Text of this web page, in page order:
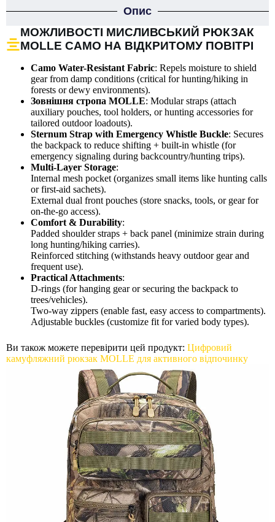
Опис
МОЖЛИВОСТІ МИСЛИВСЬКИЙ РЮКЗАК
MOLLE CAMO НА ВІДКРИТОМУ ПОВІТРІ
Camo Water-Resistant Fabric: Repels moisture to shield
gear from damp conditions (critical for hunting/hiking in
forests or dewy environments).
Зовнішня стропа MOLLE: Modular straps (attach
auxiliary pouches, tool holders, or hunting accessories for
tailored outdoor loadouts).
Sternum Strap with Emergency Whistle Buckle: Secures
the backpack to reduce shifting + built-in whistle (for
emergency signaling during backcountry/hunting trips).
Multi-Layer Storage:
Internal mesh pocket (organizes small items like hunting calls
or first-aid sachets).
External dual front pouches (store snacks, tools, or gear for
on-the-go access).
Comfort & Durability:
Padded shoulder straps + back panel (minimize strain during
long hunting/hiking carries).
Reinforced stitching (withstands heavy outdoor gear and
frequent use).
Practical Attachments:
D-rings (for hanging gear or securing the backpack to
trees/vehicles).
Two-way zippers (enable fast, easy access to compartments).
Adjustable buckles (customize fit for varied body types).
Ви також можете перевірити цей продукт: Цифровий
камуфляжний рюкзак MOLLE для активного відпочинку